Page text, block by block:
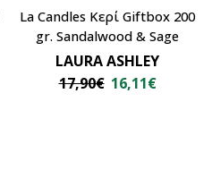
La Candles Κερί Giftbox 200
gr. Sandalwood & Sage
LAURA ASHLEY
17,90€ 16,11€